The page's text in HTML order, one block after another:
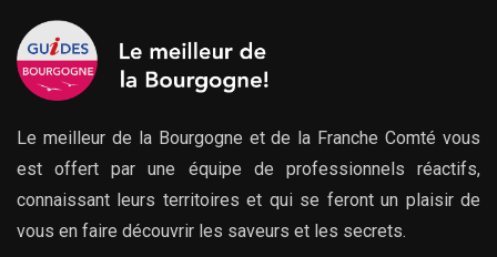
Le meilleur de la Bourgogne et de la Franche Comté vous
est offert par une équipe de professionnels réactifs,
connaissant leurs territoires et qui se feront un plaisir de
vous en faire découvrir les saveurs et les secrets.